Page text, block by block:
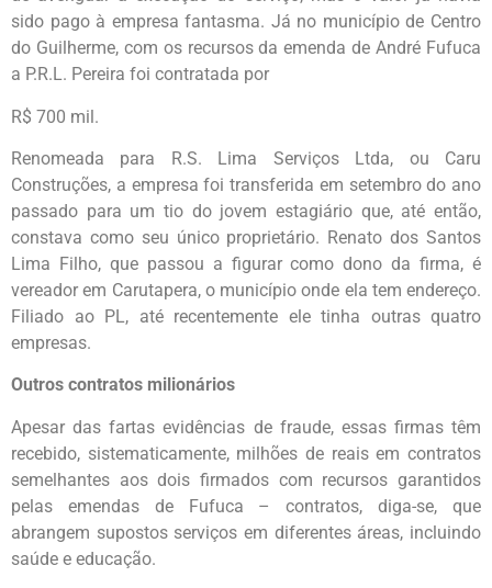
sido pago à empresa fantasma. Já no município de Centro
do Guilherme, com os recursos da emenda de André Fufuca
a P.R.L. Pereira foi contratada por
R$ 700 mil.
Renomeada para R.S. Lima Serviços Ltda, ou Caru
Construções, a empresa foi transferida em setembro do ano
passado para um tio do jovem estagiário que, até então,
constava como seu único proprietário. Renato dos Santos
Lima Filho, que passou a figurar como dono da firma, é
vereador em Carutapera, o município onde ela tem endereço.
Filiado ao PL, até recentemente ele tinha outras quatro
empresas.
Outros contratos milionários
Apesar das fartas evidências de fraude, essas firmas têm
recebido, sistematicamente, milhões de reais em contratos
semelhantes aos dois firmados com recursos garantidos
pelas emendas de Fufuca – contratos, diga-se, que
abrangem supostos serviços em diferentes áreas, incluindo
saúde e educação.